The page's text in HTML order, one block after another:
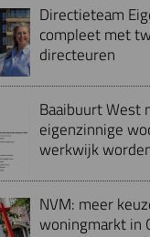
Directieteam
compleet met
directeuren
Baaibuurt West
eigenzinnige
werkwijk
NVM: meer
woningmarkt in